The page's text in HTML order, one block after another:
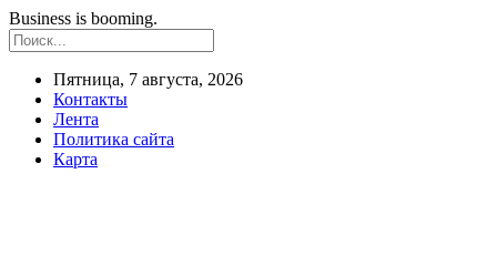
Business is booming.
Пятница, 7 августа, 2026
Контакты
Лента
Политика сайта
Карта